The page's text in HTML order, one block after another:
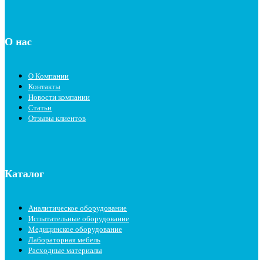
О нас
О Компании
Контакты
Новости компании
Статьи
Отзывы клиентов
Каталог
Аналитическое оборудование
Испытательные оборудование
Медицинское оборудование
Лабораторная мебель
Расходные материалы